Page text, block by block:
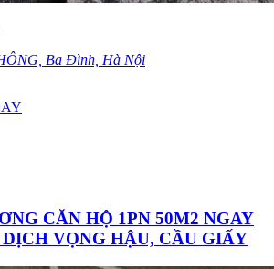
Ba Đình, Hà Nội
CĂN HỘ 1PN 50M2 NGAY
VỌNG HẬU, CẦU GIẤY